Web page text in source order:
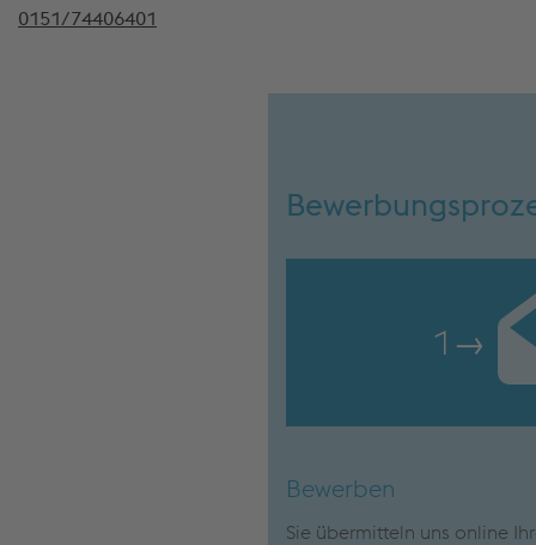
0151/74406401
1 →
Bewerben
Sie übermitteln uns online